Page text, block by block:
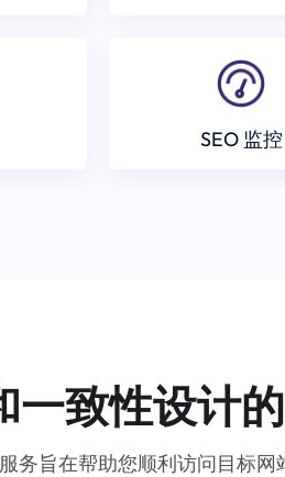
SEO 监控
一致性设计
务旨在帮助您顺利访问目标网